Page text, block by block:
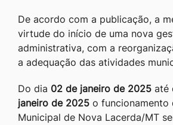
De acordo com a publicação, a
virtude do início de uma nova
administrativa, com a
a adequação das atividades
Do dia 02 de janeiro de 2025 até
janeiro de 2025 o funcionamento
Municipal de Nova Lacerda/MT